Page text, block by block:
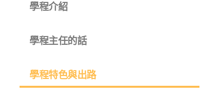
學程介紹
學程主任的話
學程特色與出路